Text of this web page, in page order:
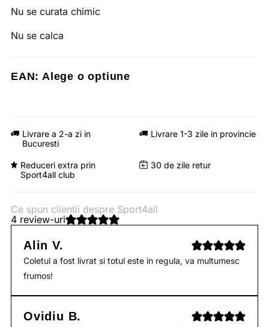
Nu se curata chimic
Nu se calca
EAN: Alege o optiune
Livrare a 2-a zi in
Bucuresti
Livrare 1-3 zile in provincie
Reduceri extra prin
Sport4all club
30 de zile retur
Ce spun clientii despre Sport4all
4 review-uri
Alin V.
Coletul a fost livrat si totul este in regula, va multumesc
frumos!
Ovidiu B.